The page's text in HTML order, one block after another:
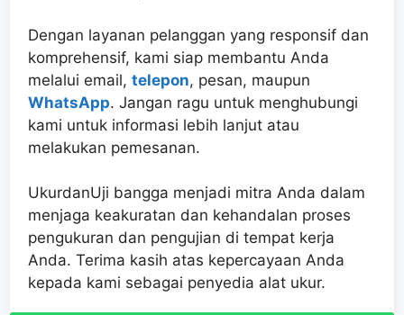
Dengan layanan pelanggan yang responsif dan
komprehensif, kami siap membantu Anda
melalui email, telepon, pesan, maupun
WhatsApp. Jangan ragu untuk menghubungi
kami untuk informasi lebih lanjut atau
melakukan pemesanan.
UkurdanUji bangga menjadi mitra Anda dalam
menjaga keakuratan dan kehandalan proses
pengukuran dan pengujian di tempat kerja
Anda. Terima kasih atas kepercayaan Anda
kepada kami sebagai penyedia alat ukur.